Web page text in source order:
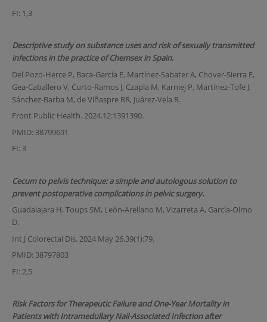
FI: 1,3
Descriptive study on substance uses and risk of sexually transmitted
infections in the practice of Chemsex in Spain.
Del Pozo-Herce P, Baca-García E, Martínez-Sabater A, Chover-Sierra E,
Gea-Caballero V, Curto-Ramos J, Czapla M, Karniej P, Martínez-Tofe J,
Sánchez-Barba M, de Viñaspre RR, Juárez-Vela R.
Front Public Health. 2024.12:1391390.
PMID: 38799691
FI: 3
Cecum to pelvis technique: a simple and autologous solution to
prevent postoperative complications in pelvic surgery.
Guadalajara H, Toups SM, León-Arellano M, Vizarreta A, García-Olmo
D.
Int J Colorectal Dis. 2024 May 26.39(1):79.
PMID: 38797803
FI: 2,5
Risk Factors for Therapeutic Failure and One-Year Mortality in
Patients with Intramedullary Nail-Associated Infection after